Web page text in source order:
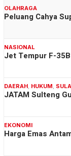
OLAHRAGA
Peluang Cahya
NASIONAL
Jet Tempur F-
DAERAH HUKUM
JATAM Sulteng
EKONOMI
Harga Emas